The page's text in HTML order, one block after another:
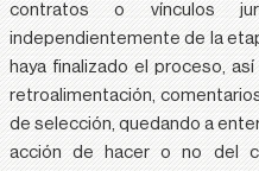
contratos o vínculos
independientemente de la
haya finalizado el proceso,
retroalimentación,
de selección, quedando a
acción de hacer o no del